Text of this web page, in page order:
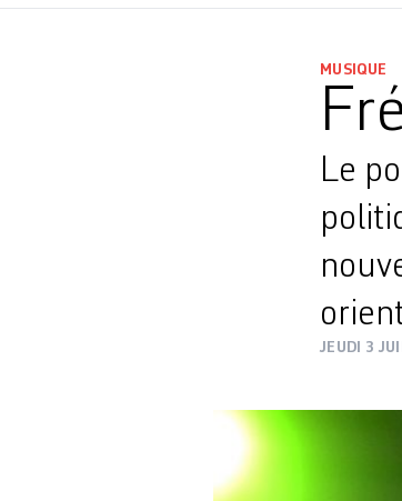
MUSIQUE
Le
JEUDI 3